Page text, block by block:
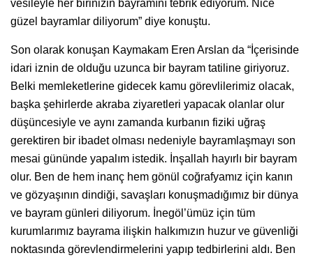
vesileyle her birinizin bayramını tebrik ediyorum. Nice
güzel bayramlar diliyorum” diye konuştu.
Son olarak konuşan Kaymakam Eren Arslan da “İçerisinde
idari iznin de olduğu uzunca bir bayram tatiline giriyoruz.
Belki memleketlerine gidecek kamu görevlilerimiz olacak,
başka şehirlerde akraba ziyaretleri yapacak olanlar olur
düşüncesiyle ve aynı zamanda kurbanın fiziki uğraş
gerektiren bir ibadet olması nedeniyle bayramlaşmayı son
mesai gününde yapalım istedik. İnşallah hayırlı bir bayram
olur. Ben de hem inanç hem gönül coğrafyamız için kanın
ve gözyaşının dindiği, savaşları konuşmadığımız bir dünya
ve bayram günleri diliyorum. İnegöl’ümüz için tüm
kurumlarımız bayrama ilişkin halkımızın huzur ve güvenliği
noktasında görevlendirmelerini yapıp tedbirlerini aldı. Ben